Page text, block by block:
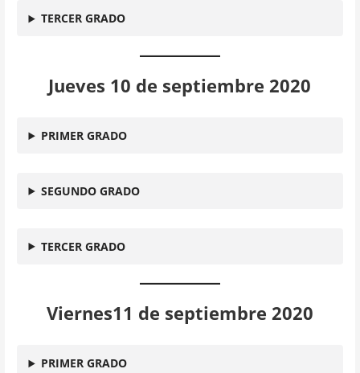
TERCER GRADO
Jueves 10 de septiembre 2020
PRIMER GRADO
SEGUNDO GRADO
TERCER GRADO
Viernes11 de septiembre 2020
PRIMER GRADO